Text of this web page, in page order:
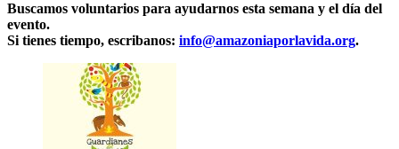
Buscamos voluntarios para ayudarnos esta semana y el día del
evento.
Si tienes tiempo, escribanos: info@amazoniaporlavida.org.